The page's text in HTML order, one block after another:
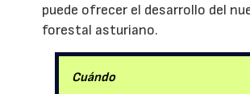
puede ofrecer el desarrollo del
forestal asturiano.
Cuándo